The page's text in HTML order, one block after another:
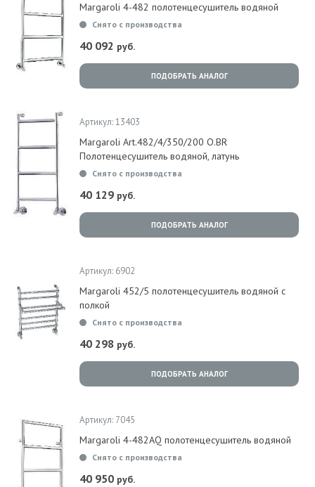
Margaroli 4-482 полотенцесушитель водяной
Снято с производства
40 092 руб.
ПОДОБРАТЬ АНАЛОГ
Артикул: 13403
Margaroli Art.482/4/350/200 O.BR
Полотенцесушитель водяной, латунь
Снято с производства
40 129 руб.
ПОДОБРАТЬ АНАЛОГ
Артикул: 6902
Margaroli 452/5 полотенцесушитель водяной с
полкой
Снято с производства
40 298 руб.
ПОДОБРАТЬ АНАЛОГ
Артикул: 7045
Margaroli 4-482AQ полотенцесушитель водяной
Снято с производства
40 950 руб.